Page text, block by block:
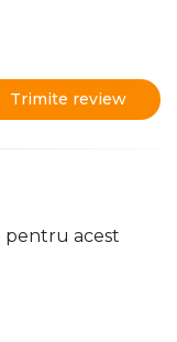
Trimite review
pentru acest